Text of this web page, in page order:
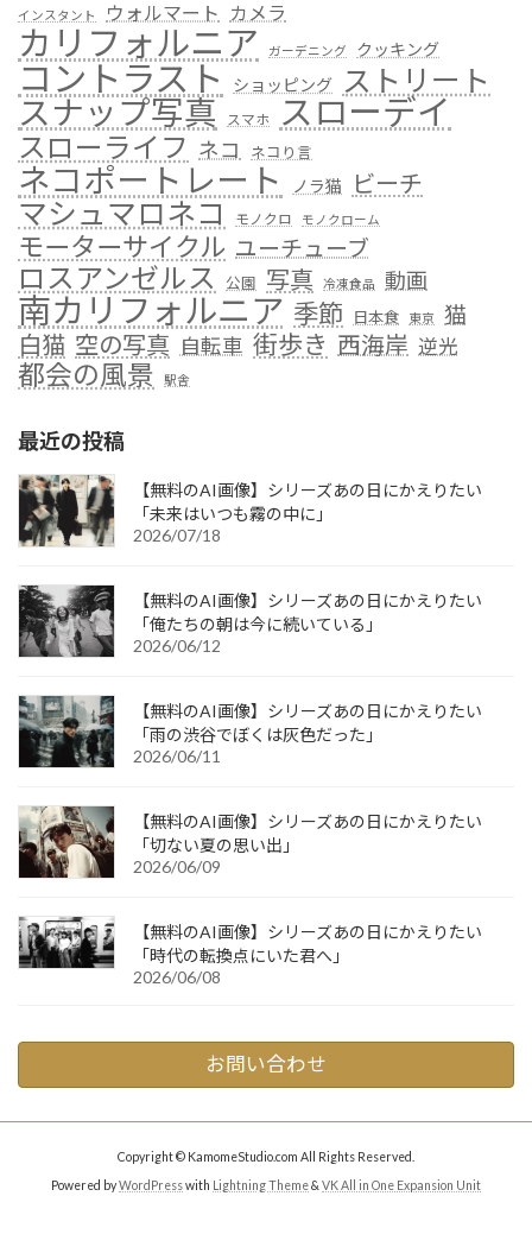
インスタント ウォルマート カメラ
カリフォルニア ガーデニング クッキング
コントラスト ショッピング ストリート
スナップ写真 スマホ スローデイ
スローライフ ネコ ネコり言
ネコポートレート ノラ猫 ビーチ
マシュマロネコ モノクロ モノクローム
モーターサイクル ユーチューブ
ロスアンゼルス 公園 写真 冷凍食品 動画
南カリフォルニア 季節 日本食 東京 猫
白猫 空の写真 自転車 街歩き 西海岸 逆光
都会の風景 駅舎
最近の投稿
【無料のAI画像】シリーズあの日にかえりたい
「未来はいつも霧の中に」
2026/07/18
【無料のAI画像】シリーズあの日にかえりたい
「俺たちの朝は今に続いている」
2026/06/12
【無料のAI画像】シリーズあの日にかえりたい
「雨の渋谷でぼくは灰色だった」
2026/06/11
【無料のAI画像】シリーズあの日にかえりたい
「切ない夏の思い出」
2026/06/09
【無料のAI画像】シリーズあの日にかえりたい
「時代の転換点にいた君へ」
2026/06/08
お問い合わせ
Copyright © KamomeStudio.com All Rights Reserved.
Powered byWordPresswith Lightning Theme& VK All in One Expansion Unit